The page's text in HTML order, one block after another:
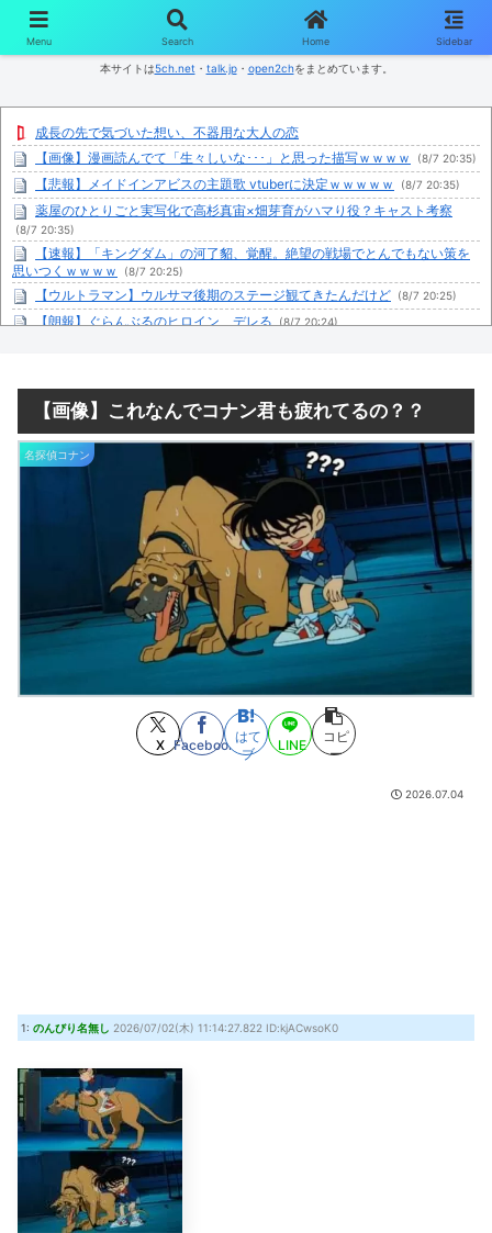
コンテンツへスキップ
本サイトは5ch.net ・ talk.jp・ open2chをまとめています。
成長の先で気づいた想い、不器用な大人の恋
【画像】漫画読んでて「生々しいな･･･」と思った描写ｗｗｗｗ
(8/7 20:35)
【悲報】メイドインアビスの主題歌 vtuberに決定ｗｗｗｗｗ (8/7 20:35)
薬屋のひとりごと実写化で高杉真宙×畑芽育がハマり役？キャスト考察
(8/7 20:35)
【速報】「キングダム」の河了貂、覚醒。絶望の戦場でとんでもない策を
思いつくｗｗｗｗ
(8/7 20:25)
【ウルトラマン】ウルサマ後期のステージ観てきたんだけど (8/7 20:25)
【朗報】ぐらんぶるのヒロイン、デレる (8/7 20:24)
あんまりイケメンっていないよね。。（雰囲気イケメンは除く） (8/7
暇だから『はい』『いいえ』で答えられる質問でワイの最寄り駅を当てて
(8/7 20:17)
ブルーレイとかいう終わりゆくメディア (8/7 20:12)
【悲報】トレパク絵師の江口寿史さん、開き直って言い訳してしまう。全
く反省してないと話題に
(8/7 20:06)
JRPG「他人の家漁ってアイテムGETすんの楽しーwwwww」→欧米で馬鹿
(8/7 20:03)
【ウマ娘】ライトハロー × 島風衣装とかいう凶悪すぎる組み合わせｗｗｗ
「大変なことに…」 (8/7 20:01)
ボートでかっ飛ばしてたセレブ集団、ふっ飛ぶｗｗｗｗ (8/7 19:05)
面白い漫画は絵が下手！？逆のが多い理由ｗｗｗｗ
「ライジングポリスブレイバーZERO デカライドアーマー 黒バイDXセッ
ト」 (8/7 18:40)
【ニンジャスレイヤーネタ】オボンホリデーを申請し忘れていた
【大悲報】未来で待ってる女さん、あまりにも多すぎて大渋滞にｗｗｗｗ
ONE PIECE実写化キャスト予想！平野紫耀×今田美桜が話題 (7/30 22:21)
『クロノ・トリガー』これすごく良いゲームじゃない？ (7/30 22:11)
【艦これ】時津風ちゃんの誘い方 他
Powered by livedoor 相互RSS
【画像】これなんでコナン君も疲れてるの？？
名探偵コナン
X Facebook
はて
ブ
LINE
コピ
ー
2026.07.04
1: のんびり名無し 2026/07/02(木) 11:14:27.822 ID:kjACwsoK0
Menu Search Home Sidebar